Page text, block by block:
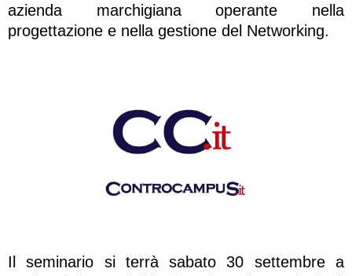
azienda marchigiana operante nella
progettazione e nella gestione del Networking.
Il seminario si terrà sabato 30 settembre a